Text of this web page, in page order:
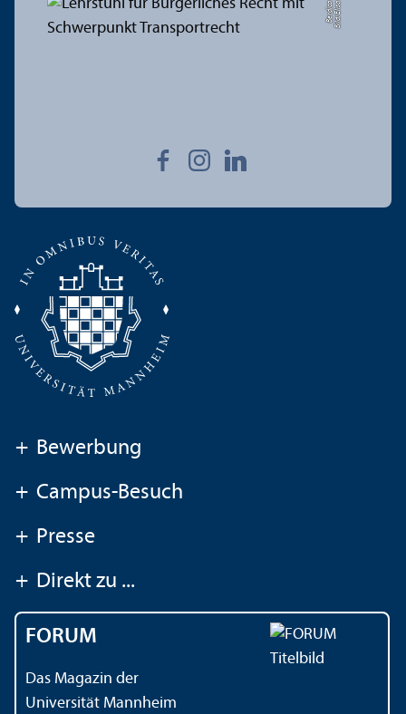
Bil
d:
Eli
s
a
B
e
r
di
c
a
+ Bewerbung
+ Campus-Besuch
+ Presse
+ Direkt zu ...
FORUM
Das Magazin der
Universität Mannheim